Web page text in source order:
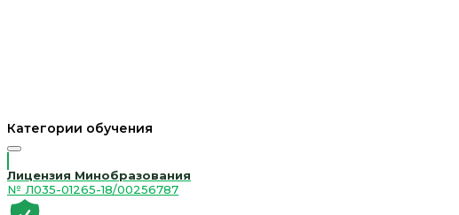
Категории обучения
Лицензия Минобразования
№ Л035-01265-18/00256787